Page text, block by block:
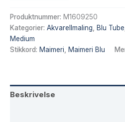
Red
12
ml
antall
Produktnummer: M1609250
Kategorier: Akvarellmaling Blu Tube
Medium
Stikkord: Maimeri Maimeri Blu
Beskrivelse